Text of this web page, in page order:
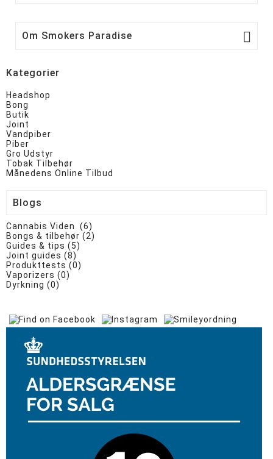
Om Smokers Paradise 
Kategorier
Headshop
Bong
Butik
Joint
Vandpiber
Piber
Gro Udstyr
Tobak Tilbehør
Månedens Online Tilbud
Blogs
Cannabis Viden (6)
Bongs & tilbehør (2)
Guides & tips (5)
Joint guides (8)
Produkttests (0)
Vaporizers (0)
Dyrkning (0)